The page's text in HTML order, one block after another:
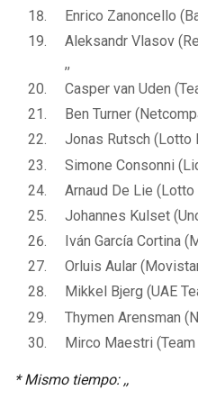
Enrico Zanoncello
Aleksandr Vlasov
,,
Casper van Uden
Ben Turner
Jonas Rutsch (Lotto
Simone Consonni
Arnaud De Lie
Johannes Kulset
Iván García Cortina
Orluis Aular
Mikkel Bjerg (UAE
Thymen Arensman
Mirco Maestri
* Mismo tiempo: ,,